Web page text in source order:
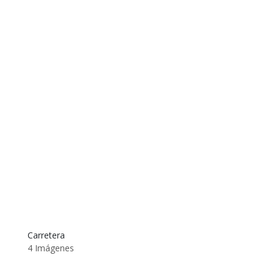
Carretera
4 Imágenes